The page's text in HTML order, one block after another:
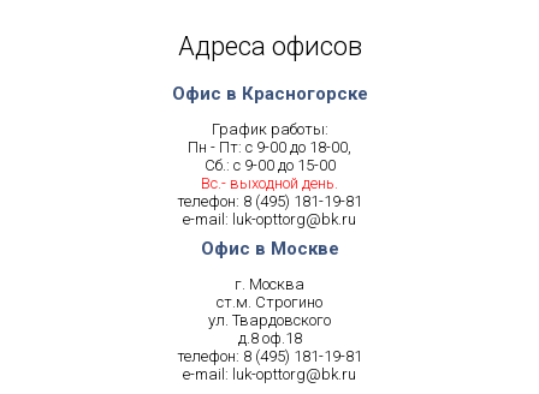
Адреса офисов
Офис в Красногорске
График работы:
Пн - Пт: с 9-00 до 18-00,
Сб.: с 9-00 до 15-00
Вс.- выходной день.
телефон: 8 (495) 181-19-81
e-mail: luk-opttorg@bk.ru
Офис в Москве
г. Москва
ст.м. Строгино
ул. Твардовского
д.8 оф.18
телефон: 8 (495) 181-19-81
e-mail: luk-opttorg@bk.ru